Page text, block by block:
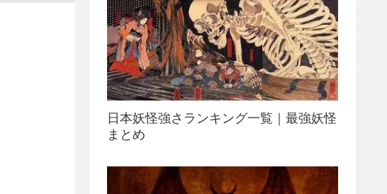
日本妖怪強さランキング一覧｜最強妖怪
まとめ